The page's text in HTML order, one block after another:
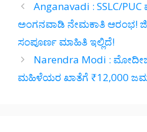
p
p
m o
k
Anganavadi : SSLC/PUC
ಅಂಗನವಾಡಿ ನೇಮಕಾತಿ ಆರಂಭ!
ಸಂಪೂರ್ಣ ಮಾಹಿತಿ ಇಲ್ಲಿದೆ!
Narendra Modi :
ಮಹಿಳೆಯರ ಖಾತೆಗೆ ₹12,000